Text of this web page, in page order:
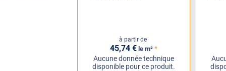
à partir de
45,74 € le m² *
Aucune donnée technique
disponible pour ce produit.